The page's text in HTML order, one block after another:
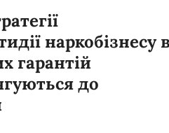
наркобізнесу в
гарантій
до